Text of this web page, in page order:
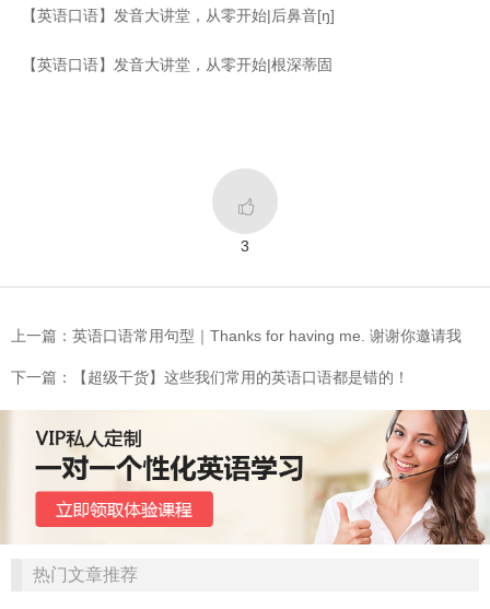
【英语口语】发音大讲堂，从零开始|后鼻音[ŋ]
【英语口语】发音大讲堂，从零开始|根深蒂固

3
上一篇：英语口语常用句型｜Thanks for having me. 谢谢你邀请我
下一篇：【超级干货】这些我们常用的英语口语都是错的！
热门文章推荐